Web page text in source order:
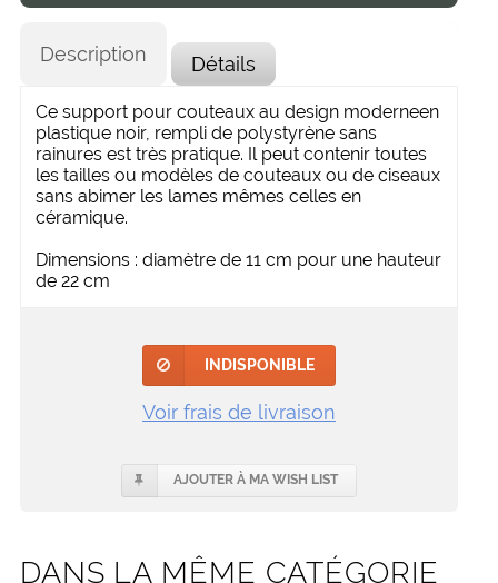
Description Détails
Ce support pour couteaux au design moderneen
plastique noir, rempli de polystyrène sans
rainures est très pratique. Il peut contenir toutes
les tailles ou modèles de couteaux ou de ciseaux
sans abimer les lames mêmes celles en
céramique.
Dimensions : diamètre de 11 cm pour une hauteur
de 22 cm
INDISPONIBLE
Voir frais de livraison
AJOUTER À MA WISH LIST
DANS LA MÊME CATÉGORIE